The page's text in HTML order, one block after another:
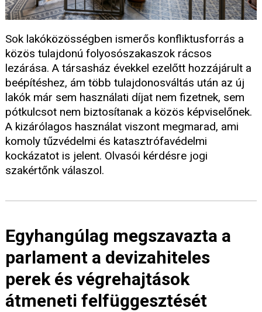
Sok lakóközösségben ismerős konfliktusforrás a
közös tulajdonú folyosószakaszok rácsos
lezárása. A társasház évekkel ezelőtt hozzájárult a
beépítéshez, ám több tulajdonosváltás után az új
lakók már sem használati díjat nem fizetnek, sem
pótkulcsot nem biztosítanak a közös képviselőnek.
A kizárólagos használat viszont megmarad, ami
komoly tűzvédelmi és katasztrófavédelmi
kockázatot is jelent. Olvasói kérdésre jogi
szakértőnk válaszol.
Egyhangúlag megszavazta a
parlament a devizahiteles
perek és végrehajtások
átmeneti felfüggesztését